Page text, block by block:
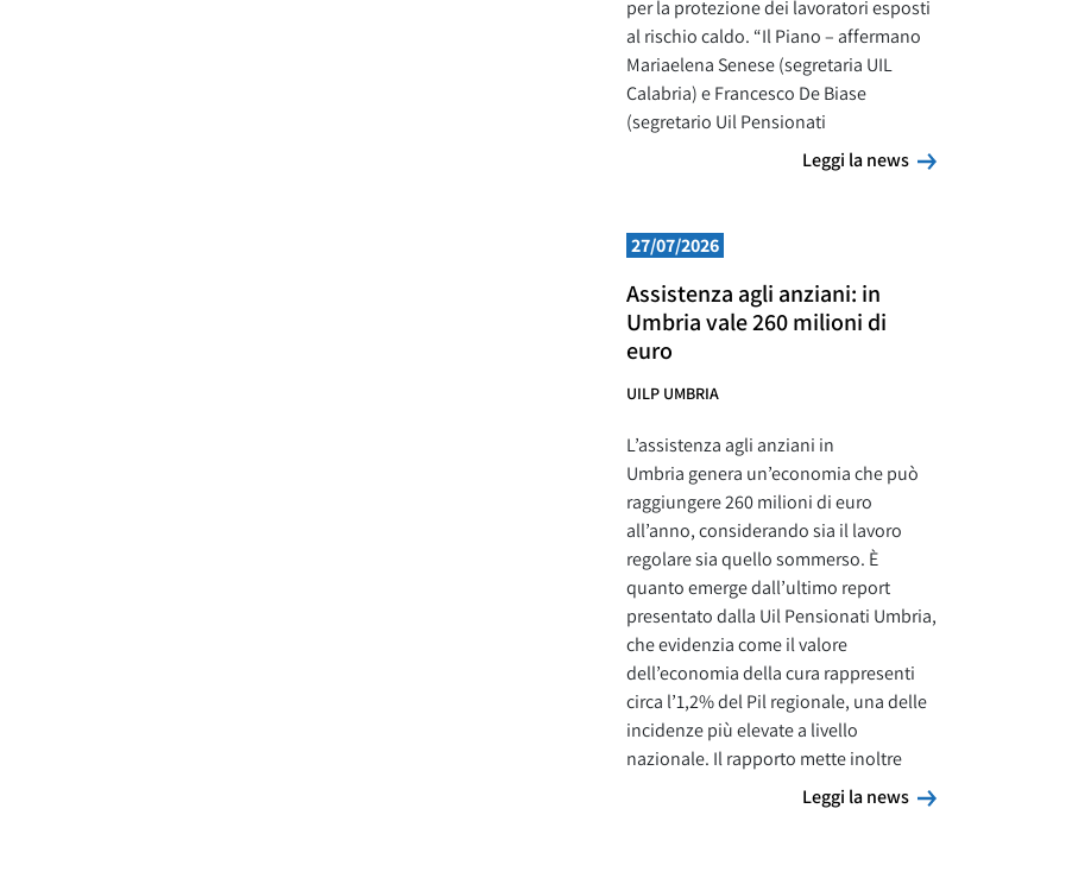
per la protezione dei lavoratori esposti
al rischio caldo. “Il Piano – affermano
Mariaelena Senese (segretaria UIL
Calabria) e Francesco De Biase
(segretario Uil Pensionati
Leggi la news
Leggi la news
27/07/2026
Assistenza agli anziani: in
Umbria vale 260 milioni di
euro
UILP UMBRIA
L’assistenza agli anziani in
Umbria genera un’economia che può
raggiungere 260 milioni di euro
all’anno, considerando sia il lavoro
regolare sia quello sommerso. È
quanto emerge dall’ultimo report
presentato dalla Uil Pensionati Umbria,
che evidenzia come il valore
dell’economia della cura rappresenti
circa l’1,2% del Pil regionale, una delle
incidenze più elevate a livello
nazionale. Il rapporto mette inoltre
Leggi la news
Leggi la news